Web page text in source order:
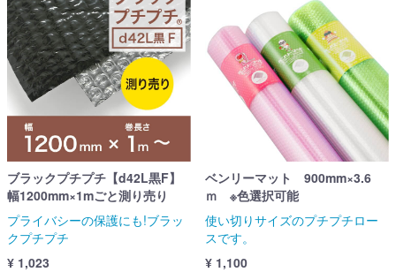
ブラックプチプチ【d42L黒F】
幅1200mm×1mごと測り売り
プライバシーの保護にも!ブラッ
クプチプチ
¥ 1,023
ベンリーマット 900mm×3.6
ｍ ※色選択可能
使い切りサイズのプチプチロー
スです。
¥ 1,100